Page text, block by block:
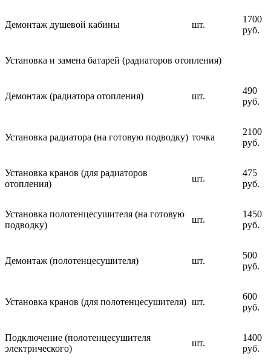
Демонтаж душевой кабины шт.
1700
руб.
Установка и замена батарей (радиаторов отопления)
Демонтаж (радиатора отопления) шт.
490
руб.
Установка радиатора (на готовую подводку) точка
2100
руб.
Установка кранов (для радиаторов
отопления)
шт.
475
руб.
Установка полотенцесушителя (на готовую
подводку)
шт.
1450
руб.
Демонтаж (полотенцесушителя) шт.
500
руб.
Установка кранов (для полотенцесушителя) шт.
600
руб.
Подключение (полотенцесушителя
электрического)
шт.
1400
руб.